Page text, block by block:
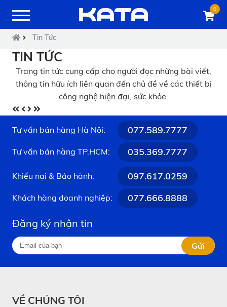
0
Tin Tức
TIN TỨC
Trang tin tức cung cấp cho người đọc những bài viết,
thông tin hữu ích liên quan đến chủ đề về các thiết bị
công nghệ hiện đại, sức khỏe.
Tư vấn bán hàng Hà Nội: 077.589.7777
Tư vấn bán hàng TP.HCM: 035.369.7777
Khiếu nại & Bảo hành: 097.617.0259
Khách hàng doanh nghiệp: 077.666.8888
Đăng ký nhận tin
Gửi
VỀ CHÚNG TÔI